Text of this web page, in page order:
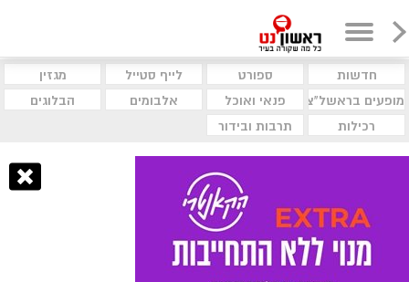
חדשות ספורט לייף סטייל
מגזין
מופעים בראשל"צ
פנאי ואוכל אלבומים
הבלוגים
רכילות
תרבות ובידור